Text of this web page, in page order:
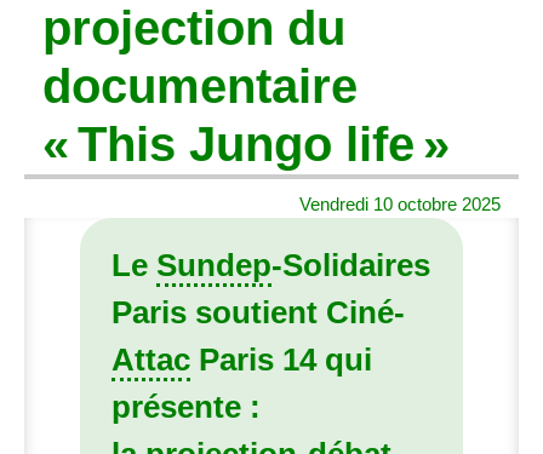
projection du
documentaire
«This Jungo life »
Vendredi 10 octobre 2025
Le Sundep-Solidaires
Paris soutient Ciné-
AttacParis 14 qui
présente :